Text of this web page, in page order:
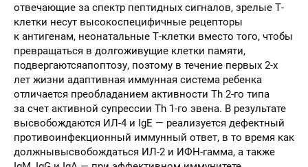
отвечающие за спектр пептидных сигналов, зрелые Т-
клетки несут высокоспецифичные рецепторы
к антигенам, неонатальные Т-клетки вместо того, чтобы
превращаться в долгоживущие клетки памяти,
подвергаютсяапоптозу, поэтому в течение первых 2-х
лет жизни адаптивная иммунная система ребенка
отличается преобладанием активности Тh 2-го типа
за счет активной супрессии Th 1-го звена. В результате
высвобождаются ИЛ-4 и IgE — реализуется дефектный
противоинфекционный иммунный ответ, в то время как
должнывысвобождаться ИЛ-2 и ИФН-гамма, а также